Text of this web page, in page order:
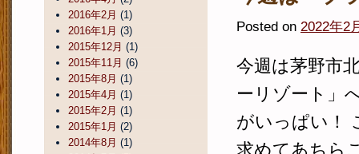
Posted on 2022年2
今週は茅野市
ーリゾート」
がいっぱい！
求めてあちら
2016年2月 (1)
2016年1月 (3)
2015年12月 (1)
2015年11月 (6)
2015年8月 (1)
2015年4月 (1)
2015年2月 (1)
2015年1月 (2)
2014年8月 (1)